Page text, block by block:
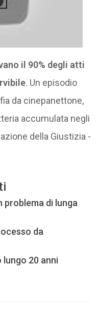
il 90% degli atti
. Un episodio
da cinepanettone,
accumulata negli
della Giustizia -
problema di lunga
da
20 anni